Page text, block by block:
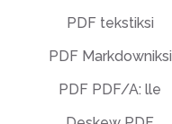
PDF tekstiksi
PDF Markdowniksi
PDF PDF/A: lle